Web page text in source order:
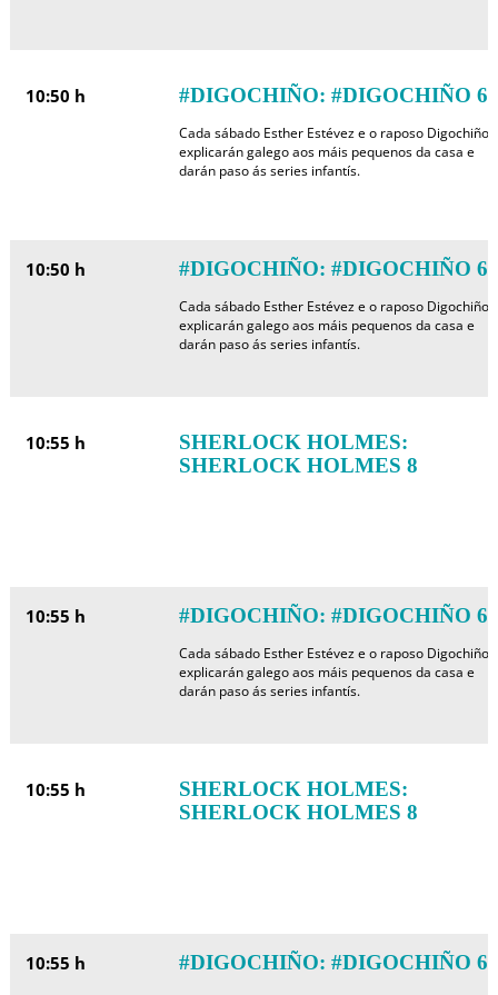
10:50 h #DIGOCHIÑO: #DIGOCHIÑO 68
Cada sábado Esther Estévez e o raposo Digochiño
explicarán galego aos máis pequenos da casa e
darán paso ás series infantís.
10:50 h #DIGOCHIÑO: #DIGOCHIÑO 68
Cada sábado Esther Estévez e o raposo Digochiño
explicarán galego aos máis pequenos da casa e
darán paso ás series infantís.
10:55 h
SHERLOCK HOLMES:
SHERLOCK HOLMES 8
10:55 h #DIGOCHIÑO: #DIGOCHIÑO 64
Cada sábado Esther Estévez e o raposo Digochiño
explicarán galego aos máis pequenos da casa e
darán paso ás series infantís.
10:55 h
SHERLOCK HOLMES:
SHERLOCK HOLMES 8
10:55 h #DIGOCHIÑO: #DIGOCHIÑO 64